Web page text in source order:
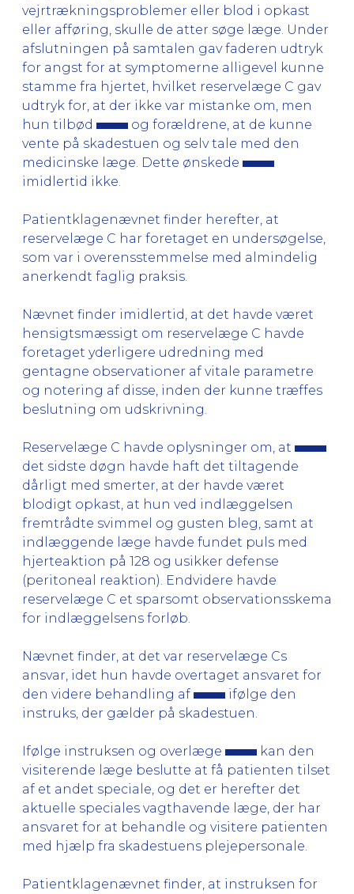
vejrtrækningsproblemer eller blod i opkast
eller afføring, skulle de atter søge læge. Under
afslutningen på samtalen gav faderen udtryk
for angst for at symptomerne alligevel kunne
stamme fra hjertet, hvilket reservelæge C gav
udtryk for, at der ikke var mistanke om, men
hun tilbød
og forældrene, at de kunne
vente på skadestuen og selv tale med den
medicinske læge. Dette ønskede
imidlertid ikke.
Patientklagenævnet finder herefter, at
reservelæge C har foretaget en undersøgelse,
som var i overensstemmelse med almindelig
anerkendt faglig praksis.
Nævnet finder imidlertid, at det havde været
hensigtsmæssigt om reservelæge C havde
foretaget yderligere udredning med
gentagne observationer af vitale parametre
og notering af disse, inden der kunne træffes
beslutning om udskrivning.
Reservelæge C havde oplysninger om, at
det sidste døgn havde haft det tiltagende
dårligt med smerter, at der havde været
blodigt opkast, at hun ved indlæggelsen
fremtrådte svimmel og gusten bleg, samt at
indlæggende læge havde fundet puls med
hjerteaktion på 128 og usikker defense
(peritoneal reaktion). Endvidere havde
reservelæge C et sparsomt observationsskema
for indlæggelsens forløb.
Nævnet finder, at det var reservelæge Cs
ansvar, idet hun havde overtaget ansvaret for
den videre behandling af
ifølge den
instruks, der gælder på skadestuen.
Ifølge instruksen og overlæge
kan den
visiterende læge beslutte at få patienten tilset
af et andet speciale, og det er herefter det
aktuelle speciales vagthavende læge, der har
ansvaret for at behandle og visitere patienten
med hjælp fra skadestuens plejepersonale.
Patientklagenævnet finder, at instruksen for